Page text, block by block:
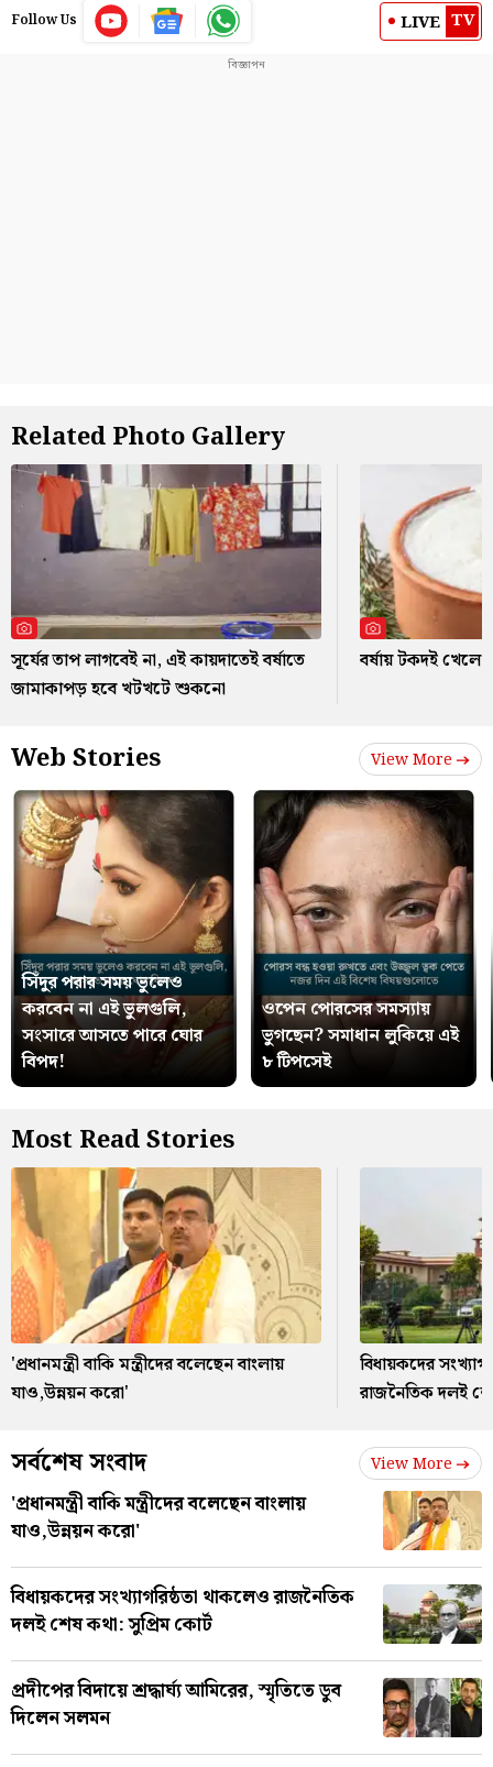
Follow Us LIVE TV
Related Photo Gallery
সূর্যের তাপ লাগবেই না, এই কায়দাতেই বর্ষাতে
জামাকাপড় হবে খটখটে শুকনো
বর্ষায় টকদই খেলে
Web Stories View More
সিঁদুর পরার সময় ভুলেও
করবেন না এই ভুলগুলি,
সংসারে আসতে পারে ঘোর
বিপদ!
ওপেন পোরসের সমস্যায়
ভুগছেন? সমাধান লুকিয়ে এই
৮ টিপসেই
Most Read Stories
'প্রধানমন্ত্রী বাকি মন্ত্রীদের বলেছেন বাংলায়
যাও,উন্নয়ন করো'
বিধায়কদের
রাজনৈতিক দলই
সর্বশেষ সংবাদ View More
'প্রধানমন্ত্রী বাকি মন্ত্রীদের বলেছেন বাংলায়
যাও,উন্নয়ন করো'
বিধায়কদের সংখ্যাগরিষ্ঠতা থাকলেও রাজনৈতিক
দলই শেষ কথা: সুপ্রিম কোর্ট
প্রদীপের বিদায়ে শ্রদ্ধার্ঘ্য আমিরের, স্মৃতিতে ডুব
দিলেন সলমন